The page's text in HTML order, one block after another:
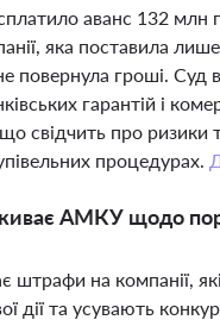
аванс 132 млн
яка поставила
повернула гроші. Суд
гарантій і
що свідчить про ризики
процедурах.
АМКУ щодо
на компанії, які
дії та усувають